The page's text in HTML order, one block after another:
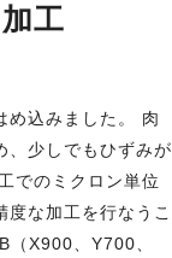
工
め込みました。 肉
、少しでもひずみが
でのミクロン単位
な加工を行なうこ
X900、Y700、